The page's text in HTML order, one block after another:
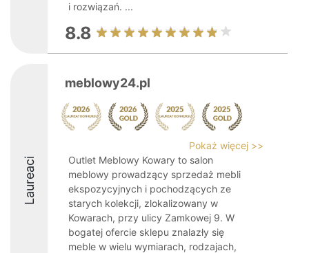
i rozwiązań. ...
8.8
Laureaci
meblowy24.pl
Pokaż więcej >>
Outlet Meblowy Kowary to salon
meblowy prowadzący sprzedaż mebli
ekspozycyjnych i pochodzących ze
starych kolekcji, zlokalizowany w
Kowarach, przy ulicy Zamkowej 9. W
bogatej ofercie sklepu znalazły się
meble w wielu wymiarach, rodzajach,